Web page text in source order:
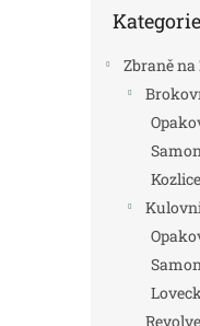
kategorie
Kategorie
Zbraně na
Kozlice